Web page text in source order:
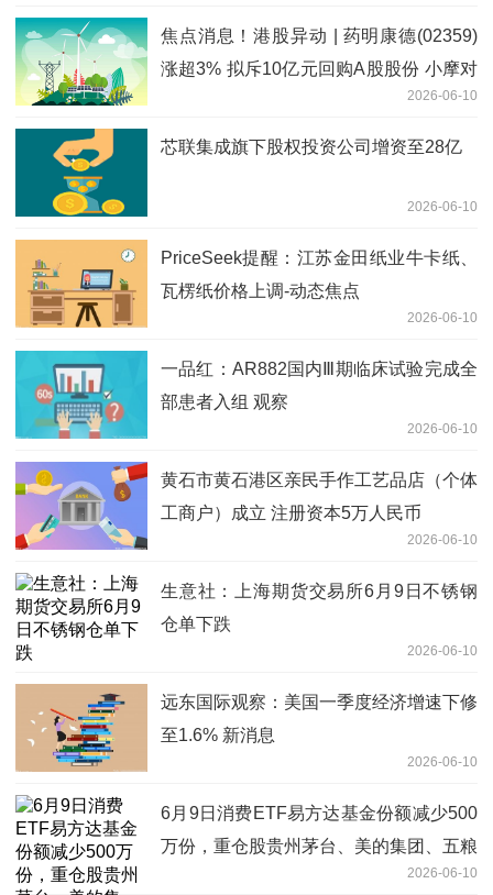
焦点消息！港股异动 | 药明康德(02359)
涨超3% 拟斥10亿元回购A股股份 小摩对
2026-06-10
芯联集成旗下股权投资公司增资至28亿
2026-06-10
PriceSeek提醒：江苏金田纸业牛卡纸、
瓦楞纸价格上调-动态焦点
2026-06-10
一品红：AR882国内Ⅲ期临床试验完成全
部患者入组 观察
2026-06-10
黄石市黄石港区亲民手作工艺品店（个体
工商户）成立 注册资本5万人民币
2026-06-10
生意社：上海期货交易所6月9日不锈钢
仓单下跌
2026-06-10
远东国际观察：美国一季度经济增速下修
至1.6% 新消息
2026-06-10
6月9日消费ETF易方达基金份额减少500
万份，重仓股贵州茅台、美的集团、五粮
2026-06-10